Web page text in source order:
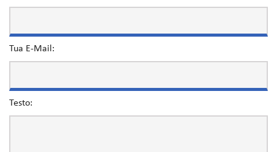
Tua E-Mail:
Testo: